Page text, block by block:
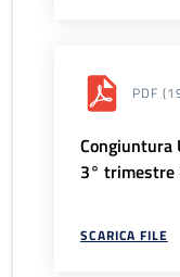
PDF
3° trimestre
SCARICA FILE